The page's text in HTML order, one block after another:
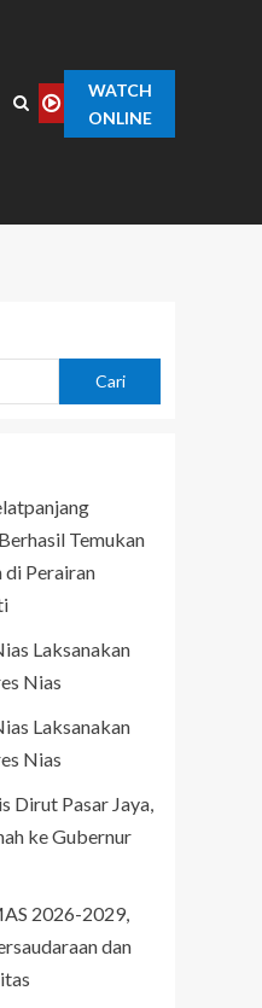
WATCH
ONLINE
Cari
Temukan
di Perairan
Laksanakan
Nias
Laksanakan
Nias
Dirut Pasar Jaya,
ke Gubernur
2026-2029,
dan